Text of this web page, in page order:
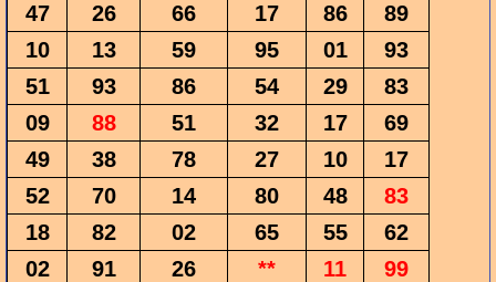
47
26 66 17 86
89
10
13 59 95 01
93
51
93 86 54 29
83
09
88 51 32 17
69
49
38 78 27 10
17
52
70 14 80 48
83
18
82 02 65 55
62
02
91 26 ** 11
99